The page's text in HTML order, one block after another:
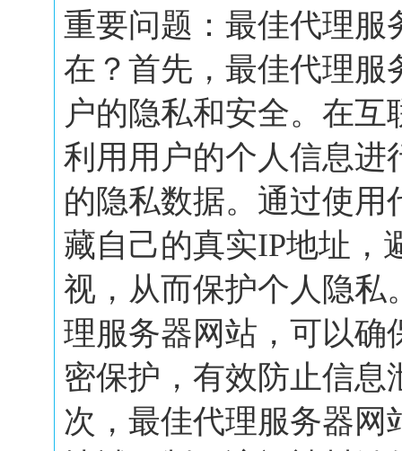
重要问题：最佳代理服
在？首先，最佳代理服
户的隐私和安全。在
利用用户的个人信息进
的隐私数据。通过使
藏自己的真实IP地址，
视，从而保护个人隐私
理服务器网站，可以确
密保护，有效防止信
次，最佳代理服务器